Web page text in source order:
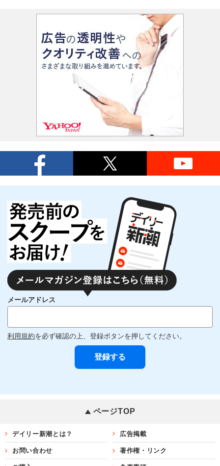
メールアドレス
利用規約を必ず確認の上、登録ボタンを押してください。
ページTOP
デイリー新潮とは？ 広告掲載
お問い合わせ 著作権・リンク